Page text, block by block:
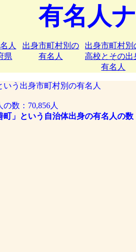
有名人
人
県
出身市町村別の
有名人
出身市町村別
高校とその出
有名人
う出身市町村別の有名人
数：70,856人
」という自治体出身の有名人の数